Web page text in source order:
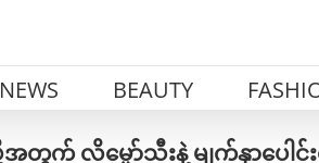
NEWS BEAUTY
က် လိမ္မော်သီးနဲ့ မျက်နှာပေါင်